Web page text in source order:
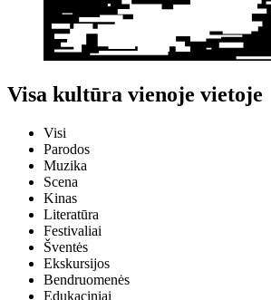
Visa kultūra vienoje vietoje
Visi
Parodos
Muzika
Scena
Kinas
Literatūra
Festivaliai
Šventės
Ekskursijos
Bendruomenės
Edukaciniai